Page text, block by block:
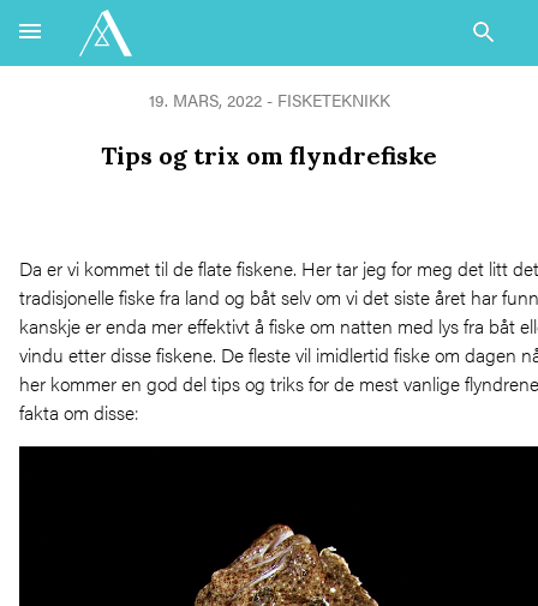
19. MARS, 2022 - FISKETEKNIKK
Tips og trix om flyndrefiske
Da er vi kommet til de flate fiskene. Her tar jeg for meg det litt
tradisjonelle fiske fra land og båt selv om vi det siste året har
kanskje er enda mer effektivt å fiske om natten med lys fra båt
vindu etter disse fiskene. De fleste vil imidlertid fiske om dagen
her kommer en god del tips og triks for de mest vanlige
fakta om disse: